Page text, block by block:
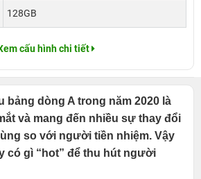
128GB
cấu hình chi tiết
bảng dòng A trong năm 2020 là
và mang đến nhiều sự thay đổi
so với người tiền nhiệm. Vậy
có gì “hot” để thu hút người